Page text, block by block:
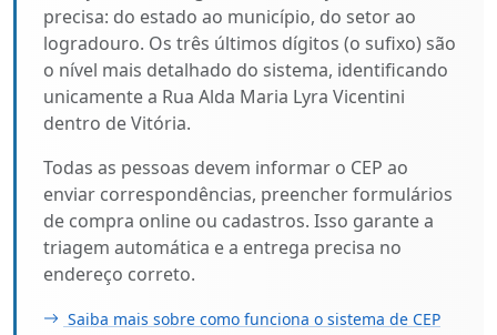
precisa: do estado ao município, do setor ao
logradouro. Os três últimos dígitos (o sufixo) são
o nível mais detalhado do sistema, identificando
unicamente a Rua Alda Maria Lyra Vicentini
dentro de Vitória.
Todas as pessoas devem informar o CEP ao
enviar correspondências, preencher formulários
de compra online ou cadastros. Isso garante a
triagem automática e a entrega precisa no
endereço correto.
Saiba mais sobre como funciona o sistema de CEP